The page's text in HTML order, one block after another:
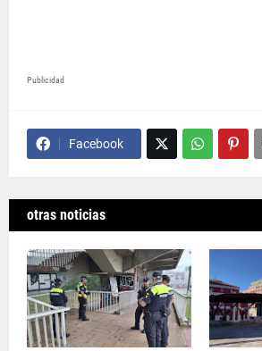
Publicidad
Facebook
otras noticias